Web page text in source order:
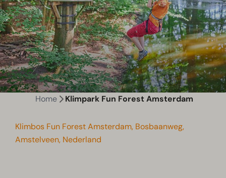
Home Klimpark Fun Forest Amsterdam
Klimbos Fun Forest Amsterdam, Bosbaanweg,
Amstelveen, Nederland